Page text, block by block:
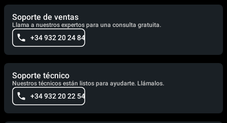
Soporte de ventas
Llama a nuestros expertos para una consulta gratuita.
+34 932 20 24 84
Soporte técnico
Nuestros técnicos están listos para ayudarte. Llámalos.
+34 932 20 22 54